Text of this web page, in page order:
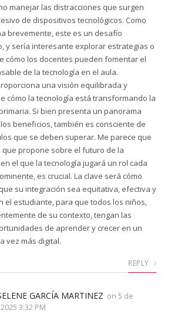
manejar las distracciones que surgen
de dispositivos tecnológicos. Como
brevemente, este es un desafío
y sería interesante explorar estrategias o
cómo los docentes pueden fomentar el
de la tecnología en el aula.
una visión equilibrada y
cómo la tecnología está transformando la
Si bien presenta un panorama
beneficios, también es consciente de
que se deben superar. Me parece que
propone sobre el futuro de la
el que la tecnología jugará un rol cada
es crucial. La clave será cómo
su integración sea equitativa, efectiva y
el estudiante, para que todos los niños,
de su contexto, tengan las
de aprender y crecer en un
vez más digital.
REPLY
GARCÍA MARTINEZ on 5 de
3:32 PM